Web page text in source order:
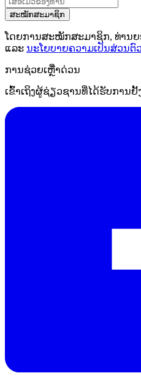
ສະໝັກສະມາຊິກ
ໂດຍການສະໝັກສະມາຊິກ, ທ່ານ
ແລະ ນະໂຍບາຍຄວາມເປັນສ່ວນຕົວ
ການຊ່ວຍເຫຼືໍາດ່ວນ
ເຂົ້າເຖິງຜູ້ຊ່ຽວຊານທີ່ໄດ້ຮັບການຢັ້